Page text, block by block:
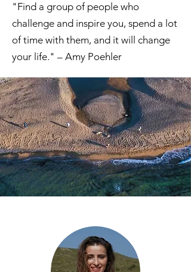
"Find a group of people who
challenge and inspire you, spend a lot
of time with them, and it will change
your life." – Amy Poehler